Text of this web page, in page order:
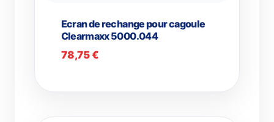
Ecran de rechange pour cagoule
Clearmaxx 5000.044
78,75€